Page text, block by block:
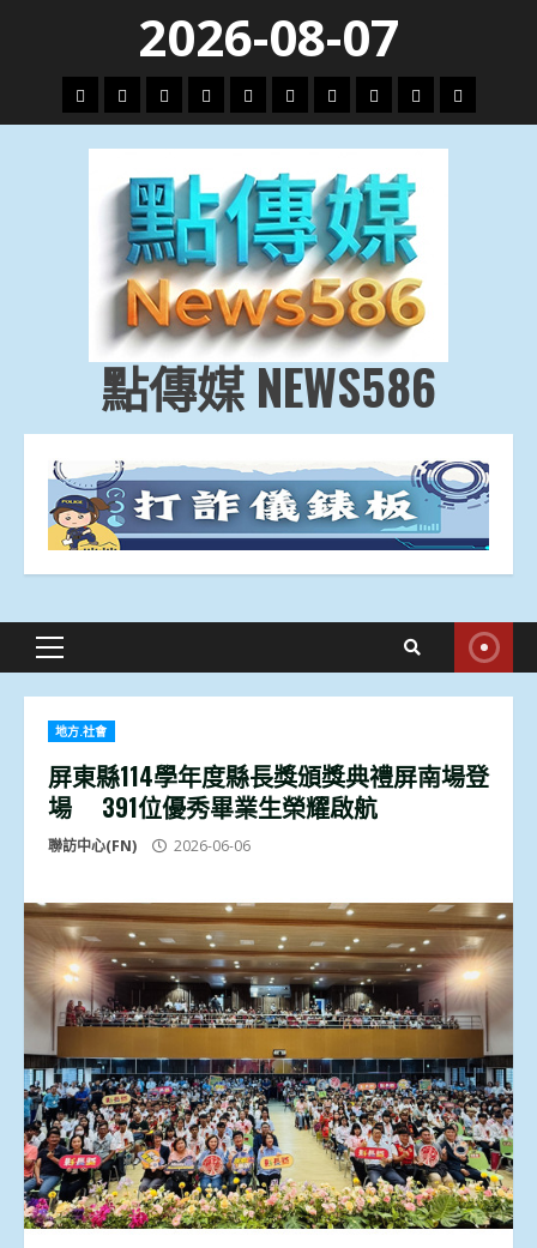
content
2026-08-07
頭
條
財
經
地
方.
會
文
教.
技
專
題
娛
樂
劇
政
治
國
際
運
動
生
活
點傳媒 NEWS586
Primary
地方.社會
屏東縣114學年度縣長獎頒獎典禮屏南場登
場 391位優秀畢業生榮耀啟航
聯訪中心(FN) 2026-06-06